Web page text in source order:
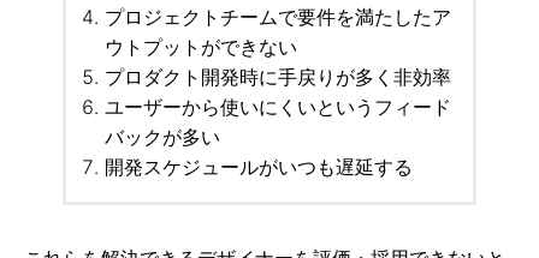
プロジェクトチームで要件を満たしたア
ウトプットができない
プロダクト開発時に手戻りが多く非効率
ユーザーから使いにくいというフィード
バックが多い
開発スケジュールがいつも遅延する